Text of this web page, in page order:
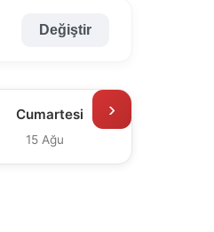
Değiştir
Cumartesi
15 Ağu
›